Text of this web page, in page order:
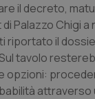
il decreto,
di Palazzo Chigi
riportato il
tavolo
opzioni:
attraverso